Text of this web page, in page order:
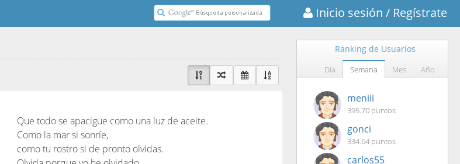
Inicio sesión / Regístrate
Que todo se apacigüe como una luz de aceite.
Como la mar si sonríe,
como tu rostro si de pronto olvidas.
Ranking de Usuarios
Día Semana Mes Año
meniii
395.70 puntos
gonci
334.64 puntos
carlos55